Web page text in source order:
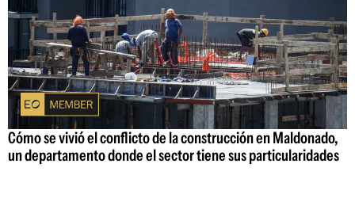
Cómo se vivió el conflicto de la construcción en Maldonado,
un departamento donde el sector tiene sus particularidades